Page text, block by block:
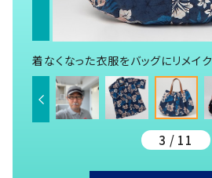
着なくなった衣服をバッグにリメイク
3 / 11